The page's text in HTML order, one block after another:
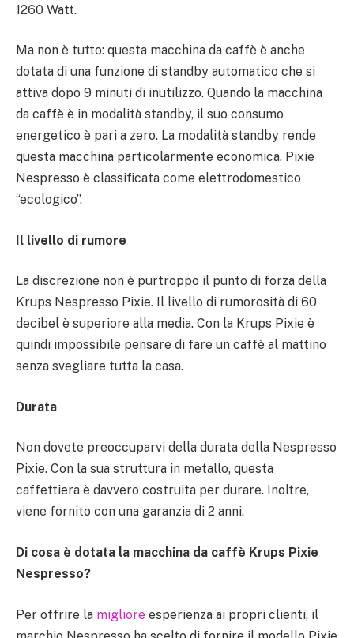
1260 Watt.
Ma non è tutto: questa macchina da caffè è anche
dotata di una funzione di standby automatico che si
attiva dopo 9 minuti di inutilizzo. Quando la macchina
da caffè è in modalità standby, il suo consumo
energetico è pari a zero. La modalità standby rende
questa macchina particolarmente economica. Pixie
Nespresso è classificata come elettrodomestico
“ecologico”.
Il livello di rumore
La discrezione non è purtroppo il punto di forza della
Krups Nespresso Pixie. Il livello di rumorosità di 60
decibel è superiore alla media. Con la Krups Pixie è
quindi impossibile pensare di fare un caffè al mattino
senza svegliare tutta la casa.
Durata
Non dovete preoccuparvi della durata della Nespresso
Pixie. Con la sua struttura in metallo, questa
caffettiera è davvero costruita per durare. Inoltre,
viene fornito con una garanzia di 2 anni.
Di cosa è dotata la macchina da caffè Krups Pixie
Nespresso?
Per offrire la migliore esperienza ai propri clienti, il